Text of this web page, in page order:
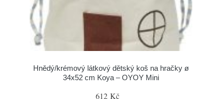
Hnědý/krémový látkový dětský koš na hračky ø
34x52 cm Koya – OYOY Mini
612 Kč